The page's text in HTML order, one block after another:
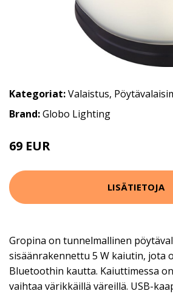
Kategoriat:Valaistus,
Brand:Globo Lighting
69 EUR
LISÄTIETOJA
Gropina on tunnelmallinen
sisäänrakennettu 5 W kaiutin, jota
Bluetoothin kautta. Kaiuttimessa
vaihtaa värikkäillä väreillä. USB-